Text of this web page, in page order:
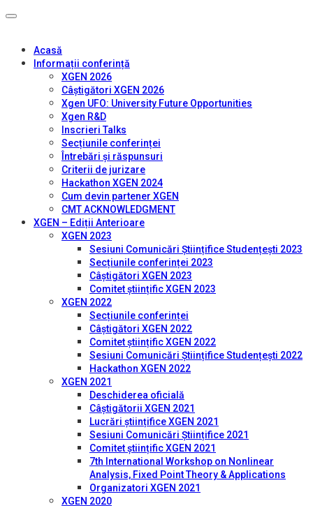
Acasă
Informații conferință
XGEN 2026
Câștigători XGEN 2026
Xgen UFO: University Future Opportunities
Xgen R&D
Inscrieri Talks
Secțiunile conferinței
Întrebări și răspunsuri
Criterii de jurizare
Hackathon XGEN 2024
Cum devin partener XGEN
CMT ACKNOWLEDGMENT
XGEN – Ediții Anterioare
XGEN 2023
Sesiuni Comunicări Științifice Studențești 2023
Secțiunile conferinței 2023
Câștigători XGEN 2023
Comitet științific XGEN 2023
XGEN 2022
Secțiunile conferinței
Câștigători XGEN 2022
Comitet științific XGEN 2022
Sesiuni Comunicări Științifice Studențești 2022
Hackathon XGEN 2022
XGEN 2021
Deschiderea oficială
Câștigătorii XGEN 2021
Lucrări științifice XGEN 2021
Sesiuni Comunicări Științifice 2021
Comitet științific XGEN 2021
7th International Workshop on Nonlinear
Analysis, Fixed Point Theory & Applications
Organizatori XGEN 2021
XGEN 2020